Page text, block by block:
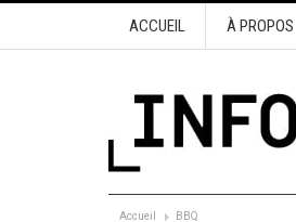
ACCUEIL À PROPOS
Accueil BBQ